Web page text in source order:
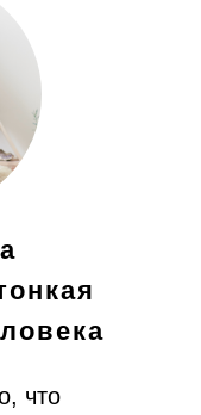
что